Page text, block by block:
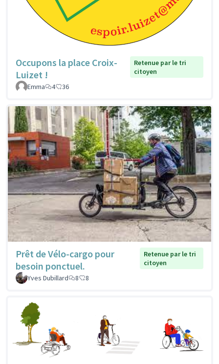
Occupons la place Croix-
Luizet !
Retenue par le tri
citoyen
Emma
4 36
Prêt de Vélo-cargo pour
besoin ponctuel.
Retenue par le tri
citoyen
Yves Dubillard
8 8